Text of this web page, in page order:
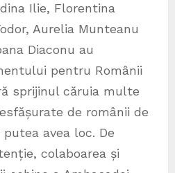
Ilie, Florentina
Aurelia Munteanu
Diaconu au
pentru Românii
sprijinul căruia multe
de românii de
avea loc. De
colaboarea și